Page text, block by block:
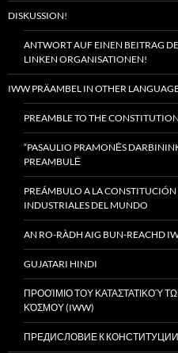
DISKUSSION!
ANTWORT AUF EINEN BEITRAG
LINKEN ORGANISATIONEN!
IWW PRÄAMBEL IN OTHER
PREAMBLE TO THE
“PASAULIO PRAMONĖS
PREAMBULĖ
PREÁMBULO A LA
INDUSTRIALES DEL MUNDO
AN RO-RÀDH AIG BUN-REACHD
GUJATARI HINDI
ΠΡΟΟΊΜΙΟ ΤΟΥ ΚΑΤΑΣΤΑΤΙΚΟΎ
ΚΌΣΜΟΥ (IWW)
ПРЕДИСЛОВИЕ К